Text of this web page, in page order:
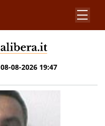
08-08-2026 19:47